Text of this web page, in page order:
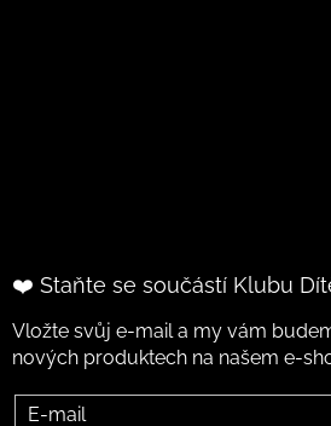
❤️ Staňte se součástí Klubu
Vložte svůj e-mail a my vám
nových produktech na našem e-
E-mail